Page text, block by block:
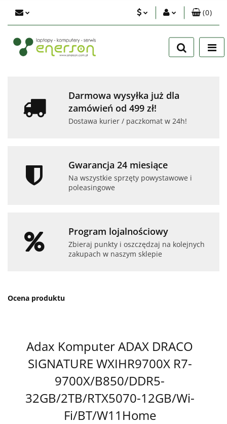
Zaloguj się
Zarejestruj się
(0)
Darmowa wysyłka już dla
zamówień od 499 zł!
Dostawa kurier / paczkomat w 24h!
Gwarancja 24 miesiące
Na wszystkie sprzęty powystawowe i
poleasingowe
Program lojalnościowy
Zbieraj punkty i oszczędzaj na kolejnych
zakupach w naszym sklepie
Ocena produktu
Adax Komputer ADAX DRACO
SIGNATURE WXIHR9700X R7-
9700X/B850/DDR5-
32GB/2TB/RTX5070-12GB/Wi-
Fi/BT/W11Home